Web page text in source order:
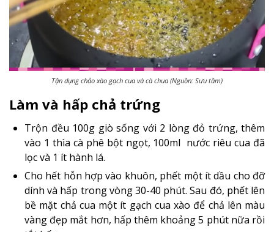
Tận dụng chảo xào gạch cua và cà chua (Nguồn: Sưu tầm)
Làm và hấp chả trứng
Trộn đều 100g giò sống với 2 lòng đỏ trứng, thêm
vào 1 thìa cà phê bột ngọt, 100ml nước riêu cua đã
lọc và 1 ít hành lá.
Cho hết hỗn hợp vào khuôn, phết một ít dầu cho đỡ
dính và hấp trong vòng 30-40 phút. Sau đó, phết lên
bề mặt chả cua một ít gạch cua xào để chả lên màu
vàng đẹp mắt hơn, hấp thêm khoảng 5 phút nữa rồi